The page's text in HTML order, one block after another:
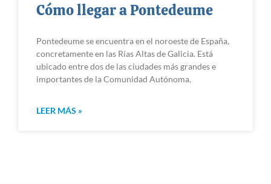
Cómo llegar a Pontedeume
Pontedeume se encuentra en el noroeste de España,
concretamente en las Rías Altas de Galicia. Está
ubicado entre dos de las ciudades más grandes e
importantes de la Comunidad Autónoma,
LEER MÁS »